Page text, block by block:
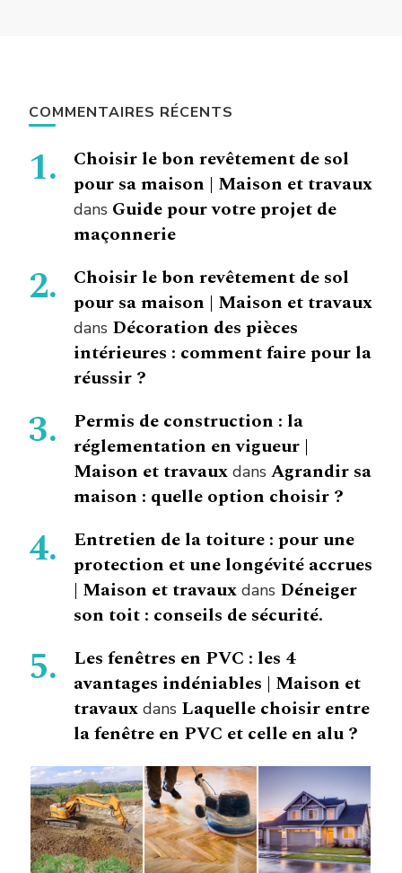
COMMENTAIRES RÉCENTS
Choisir le bon revêtement de sol
pour sa maison | Maison et travaux
dans Guide pour votre projet de
maçonnerie
Choisir le bon revêtement de sol
pour sa maison | Maison et travaux
dans Décoration des pièces
intérieures : comment faire pour la
réussir ?
Permis de construction : la
réglementation en vigueur |
Maison et travaux dans Agrandir sa
maison : quelle option choisir ?
Entretien de la toiture : pour une
protection et une longévité accrues
| Maison et travaux dans Déneiger
son toit : conseils de sécurité.
Les fenêtres en PVC : les 4
avantages indéniables | Maison et
travaux dans Laquelle choisir entre
la fenêtre en PVC et celle en alu ?